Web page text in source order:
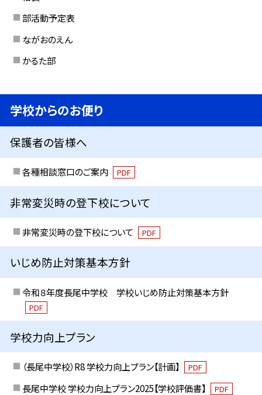
部活動予定表
ながおのえん
かるた部
学校からのお便り
保護者の皆様へ
各種相談窓口のご案内 PDF
非常変災時の登下校について
非常変災時の登下校について PDF
いじめ防止対策基本方針
令和８年度長尾中学校 学校いじめ防止対策基本方針
PDF
学校力向上プラン
（長尾中学校）R8 学校力向上プラン【計画】 PDF
長尾中学校 学校力向上プラン2025【学校評価書】 PDF